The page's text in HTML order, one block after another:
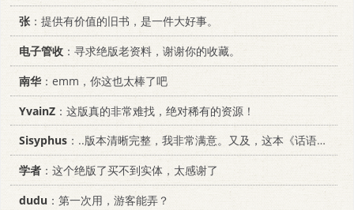
张：提供有价值的旧书，是一件大好事。
电子管收 ：寻求绝版老资料，谢谢你的收藏。
南华：emm，你这也太棒了吧
YvainZ ：这版真的非常难找，绝对稀有的资源！
Sisyphus ：..版本清晰完整，我非常满意。又及，这本《话语的真相》...
学者 ：这个绝版了买不到实体，太感谢了
dudu ：第一次用，游客能弄？